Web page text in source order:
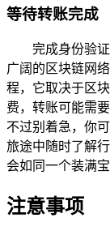
等待转账完成
完成身份验
广阔的区块链网
程，它取决于区
费，转账可能需
不过别着急，你
旅途中随时了解
会如同一个装满
注意事项